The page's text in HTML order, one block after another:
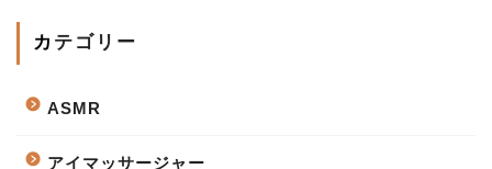
カテゴリー
ASMR
アイマッサージャー